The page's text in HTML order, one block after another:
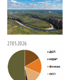
27.05.2026